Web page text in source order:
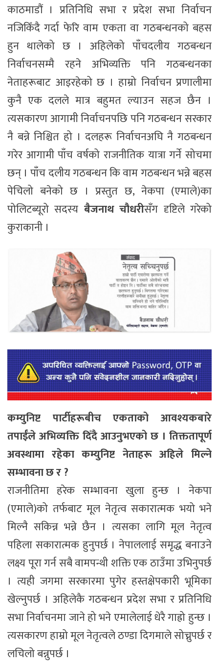
काठमाडौं । प्रतिनिधि सभा र प्रदेश सभा निर्वाचन
नजिकिँदै गर्दा फेरि वाम एकता वा गठबन्धनको बहस
हुन थालेको छ । अहिलेको पाँचदलीय गठबन्धन
निर्वाचनसम्मै रहने अभिव्यक्ति पनि गठबन्धनका
नेताहरूबाट आइरहेको छ । हाम्रो निर्वाचन प्रणालीमा
कुनै एक दलले मात्र बहुमत ल्याउन सहज छैन ।
त्यसकारण आगामी निर्वाचनपछि पनि गठबन्धन सरकार
नै बन्ने निश्चित हो । दलहरू निर्वाचनअघि नै गठबन्धन
गरेर आगामी पाँच वर्षको राजनीतिक यात्रा गर्ने सोचमा
छन् । पाँच दलीय गठबन्धन कि वाम गठबन्धन भन्ने बहस
पेचिलो बनेको छ । प्रस्तुत छ, नेकपा (एमाले)का
पोलिटब्यूरो सदस्य बैजनाथ चौधरीसँग दृष्टिले गरेको
कुराकानी ।
कम्युनिष्ट पार्टीहरूबीच एकताको आवश्यकबारे
तपाईंले अभिव्यक्ति दिँदै आउनुभएको छ । तिक्ततापूर्ण
अवस्थामा रहेका कम्युनिष्ट नेताहरू अहिले मिल्ने
सम्भावना छ र ?
राजनीतिमा हरेक सम्भावना खुला हुन्छ । नेकपा
(एमाले)को तर्फबाट मूल नेतृत्व सकारात्मक भयो भने
मिल्नै सकिन्न भन्ने छैन । त्यसका लागि मूल नेतृत्व
पहिला सकारात्मक हुनुपर्छ । नेपाललाई समृद्ध बनाउने
लक्ष्य पूरा गर्न सबै वामपन्थी शक्ति एक ठाउँमा उभिनुपर्छ
। त्यही जगमा सरकारमा पुगेर हस्तक्षेपकारी भूमिका
खेल्नुपर्छ । अहिलेकै गठबन्धन प्रदेश सभा र प्रतिनिधि
सभा निर्वाचनमा जाने हो भने एमालेलाई धेरै गाह्रो हुन्छ ।
त्यसकारण हाम्रो मूल नेतृत्वले ठण्डा दिगमाले सोच्नुपर्छ र
लचिलो बन्नुपर्छ ।